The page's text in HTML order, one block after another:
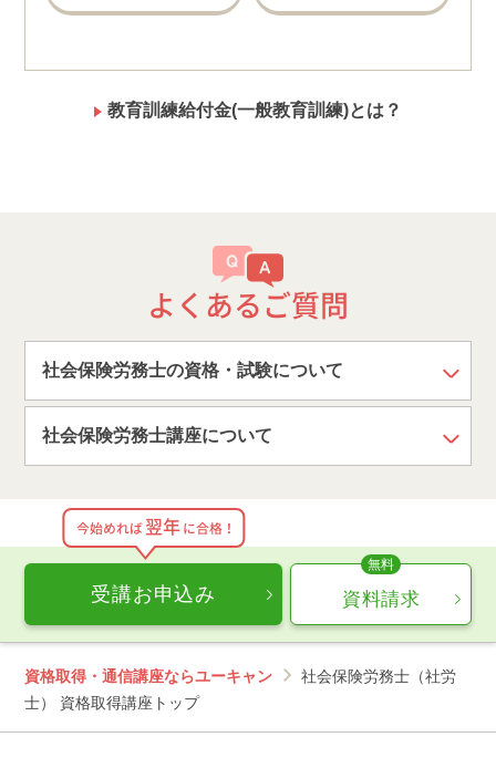
教育訓練給付金(一般教育訓練)とは？
よくあるご質問
社会保険労務士の資格・試験について
社会保険労務士講座について
受講お申込み
今始めれば翌年に合格！
資料請求
資格取得・通信講座ならユーキャン
社会保険労務士（社労
士） 資格取得講座トップ